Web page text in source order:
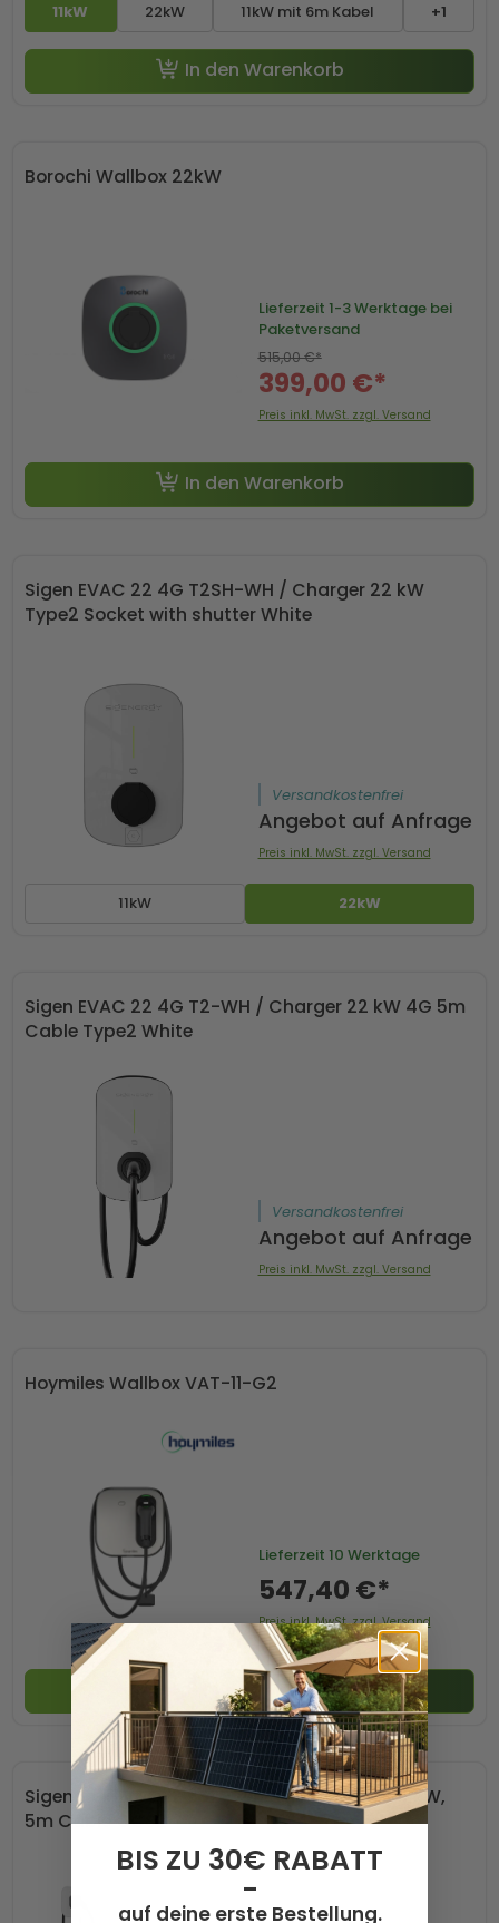
11kW 22kW 11kW mit 6m Kabel +1
In den Warenkorb
Borochi Wallbox 22kW
Lieferzeit 1-3 Werktage bei
Paketversand
399,00 €*
515,00 €*
Preis inkl. MwSt. zzgl. Versand
In den Warenkorb
Sigen EVAC 22 4G T2SH-WH / Charger 22 kW
Type2 Socket with shutter White
11kW 22kW
Versandkostenfrei
Angebot auf Anfrage
Preis inkl. MwSt. zzgl. Versand
Sigen EVAC 22 4G T2-WH / Charger 22 kW 4G 5m
Cable Type2 White
Versandkostenfrei
Angebot auf Anfrage
Preis inkl. MwSt. zzgl. Versand
Hoymiles Wallbox VAT-11-G2
Lieferzeit 10 Werktage
547,40 €*
Preis inkl. MwSt. zzgl. Versand
In den Warenkorb
Sigenstor EVDC 12 5S2 / Charging Module 12kW,
5m Cable CCS2
BIS ZU 30€ RABATT
-
auf deine erste Bestellung.